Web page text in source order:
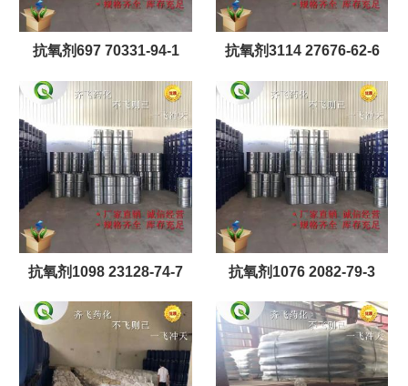
抗氧剂697 70331-94-1 抗氧剂3114 27676-62-6
抗氧剂1098 23128-74-7 抗氧剂1076 2082-79-3